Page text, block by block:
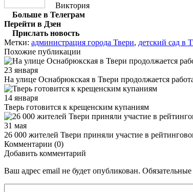
Виктория
Больше в Телеграм
Перейти в Дзен
Прислать новость
Метки: администрация города Твери, детский сад в
Похожие публикации
23 января
На улице Оснабрюкская в Твери продолжается
14 января
Тверь готовится к крещенским купаниям
31 мая
26 000 жителей Твери приняли участие в
Комментарии (0)
Добавить комментарий
Ваш адрес email не будет опубликован.